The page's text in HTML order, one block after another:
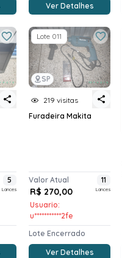
Ver Detalhes
5
Lances
SP
Lote 011
219 visitas
Furadeira Makita
Valor Atual
R$ 270,00
Usuario:
u***********2fe
11
Lances
Lote Encerrado
Ver Detalhes